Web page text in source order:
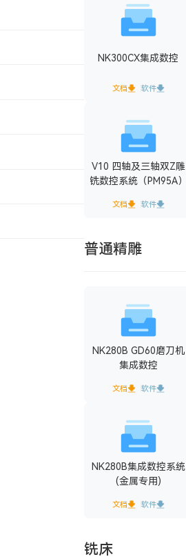
NK300CX集成数控
文档 软件
V10 四轴及三轴双Z雕
铣数控系统（PM95A）
文档 软件
普通精雕
NK280B GD60磨刀机
集成数控
文档 软件
NK280B集成数控系统
(金属专用)
文档 软件
铣床